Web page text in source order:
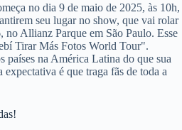
no dia 9 de maio de 2025, às 10h,
seu lugar no show, que vai rolar
no Allianz Parque em São Paulo. Esse
Tirar Más Fotos World Tour".
países na América Latina do que sua
é que traga fãs de toda a